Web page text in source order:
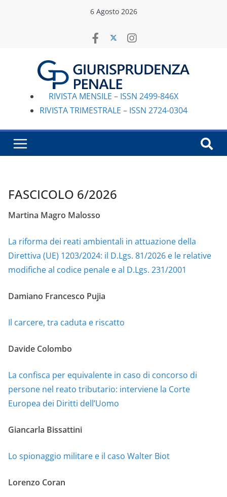
6 Agosto 2026
RIVISTA MENSILE – ISSN 2499-846X
RIVISTA TRIMESTRALE – ISSN 2724-0304
FASCICOLO 6/2026
Martina Magro Malosso
La riforma dei reati ambientali in attuazione della
Direttiva (UE) 1203/2024: il D.Lgs. 81/2026 e le relative
modifiche al codice penale e al D.Lgs. 231/2001
Damiano Francesco Pujia
Il carcere, tra caduta e riscatto
Davide Colombo
La confisca per equivalente in caso di concorso di
persone nel reato tributario: interviene la Corte
Europea dei Diritti dell’Uomo
Giancarla Bissattini
Lo spionaggio militare e il caso Walter Biot
Lorenzo Coran